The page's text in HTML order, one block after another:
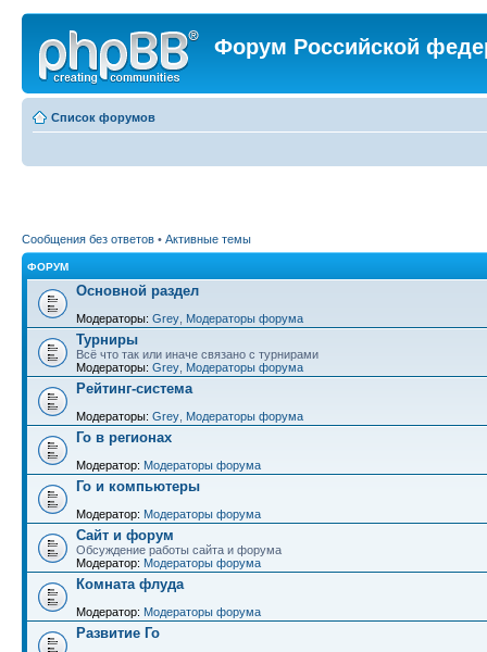
Форум Российской
Список форумов
Сообщения без ответов • Активные темы
ФОРУМ
Основной раздел
Модераторы: Grey Модераторы форума
Турниры
Всё что так или иначе связано с турнирами
Модераторы: Grey Модераторы форума
Рейтинг-система
Модераторы: Grey Модераторы форума
Го в регионах
Модератор: Модераторы форума
Го и компьютеры
Модератор: Модераторы форума
Сайт и форум
Обсуждение работы сайта и форума
Модератор: Модераторы форума
Комната флуда
Модератор: Модераторы форума
Развитие Го